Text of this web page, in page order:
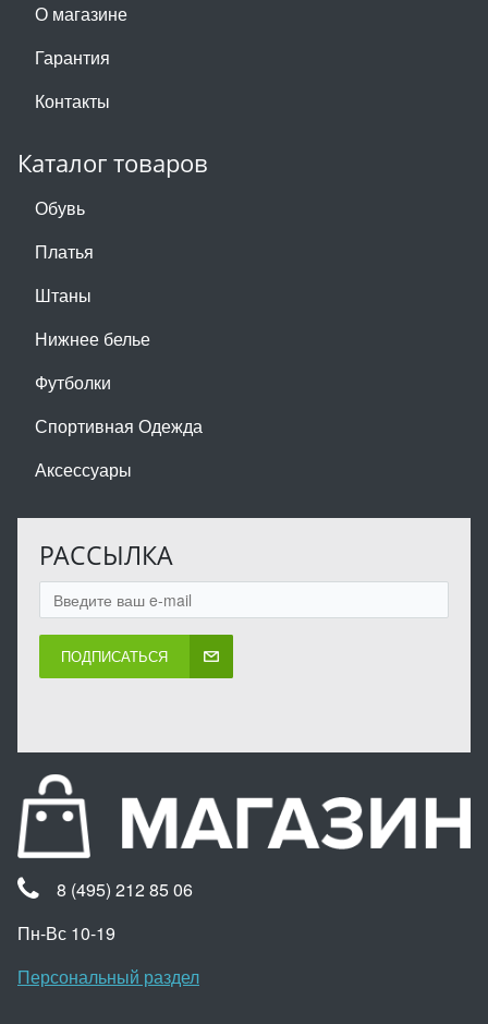
О магазине
Гарантия
Контакты
Каталог товаров
Обувь
Платья
Штаны
Нижнее белье
Футболки
Спортивная Одежда
Аксессуары
РАССЫЛКА
ПОДПИСАТЬСЯ
8 (495) 212 85 06
Пн-Вс 10-19
Персональный раздел